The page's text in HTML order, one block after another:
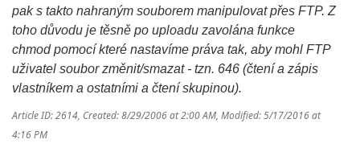
pak s takto nahraným souborem manipulovat přes FTP. Z
toho důvodu je těsně po uploadu zavolána funkce
chmod pomocí které nastavíme práva tak, aby mohl FTP
uživatel soubor změnit/smazat - tzn. 646 (čtení a zápis
vlastníkem a ostatními a čtení skupinou).
Article ID: 2614, Created: 8/29/2006 at 2:00 AM, Modified: 5/17/2016 at
4:16 PM